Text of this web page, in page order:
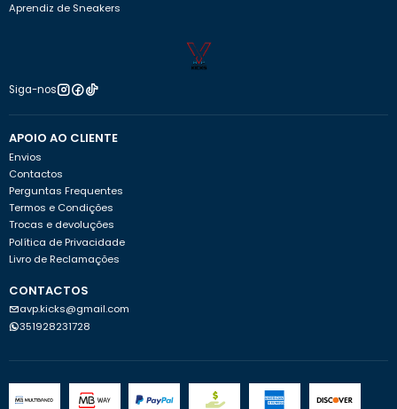
Aprendiz de Sneakers
Siga-nos
APOIO AO CLIENTE
Envios
Contactos
Perguntas Frequentes
Termos e Condições
Trocas e devoluções
Política de Privacidade
Livro de Reclamações
CONTACTOS
avp.kicks@gmail.com
351928231728